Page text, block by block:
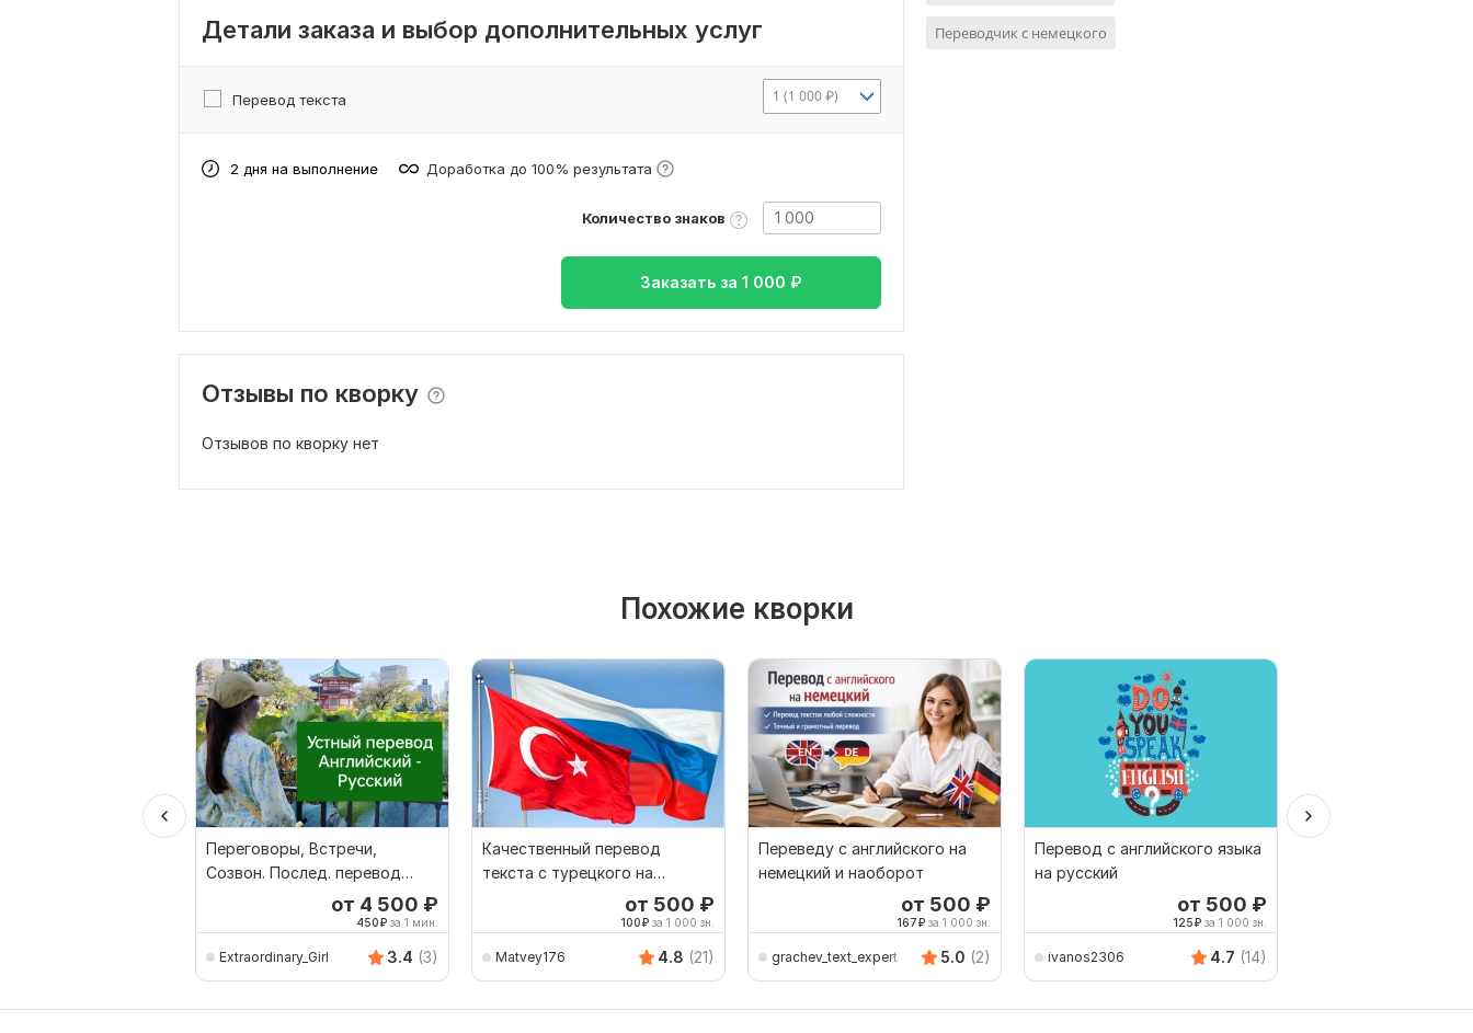
Детали заказа и выбор дополнительных услуг
Перевод текста 1 (1 000 ₽)
2 дня на выполнение Доработка до 100% результата
Количество знаков
Заказать за 1 000 ₽
Отзывы по кворку
Отзывов по кворку нет
Переводчик с немецкого
Похожие кворки
Переговоры, Встречи,
Созвон. Послед. перевод
Английский - Русскийот 4 500 ₽
450₽ за 1 мин.
Extraordinary_Girl 3.4 (3)
Качественный перевод
текста с турецкого на
русский и наоборотот 500 ₽
100₽ за 1 000 зн.
Matvey176 4.8 (21)
Переведу с английского на
немецкий и наоборот
от 500 ₽
167₽ за 1 000 зн.
grachev_text_expert 5.0 (2)
Перевод с английского языка
на русский
от 500 ₽
125₽ за 1 000 зн.
ivanos2306 4.7 (14)